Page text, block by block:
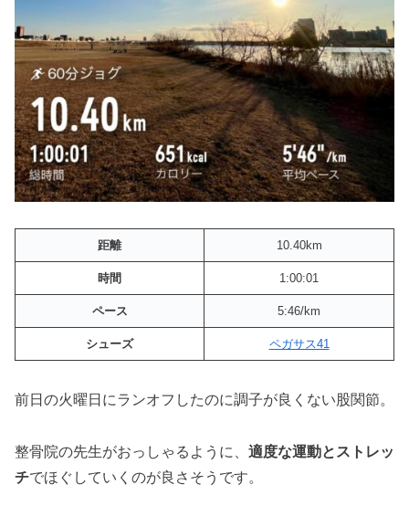
距離 10.40km
時間 1:00:01
ペース 5:46/km
シューズ ペガサス41
前日の火曜日にランオフしたのに調子が良くない股関節。
整骨院の先生がおっしゃるように、 適度な運動とストレッ
チでほぐしていくのが良さそうです。